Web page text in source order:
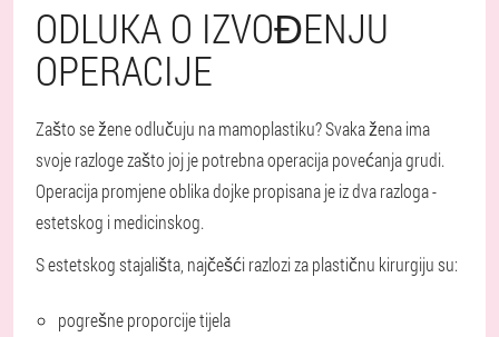
ODLUKA O IZVOĐENJU
OPERACIJE
Zašto se žene odlučuju na mamoplastiku? Svaka žena ima
svoje razloge zašto joj je potrebna operacija povećanja grudi.
Operacija promjene oblika dojke propisana je iz dva razloga -
estetskog i medicinskog.
S estetskog stajališta, najčešći razlozi za plastičnu kirurgiju su:
pogrešne proporcije tijela